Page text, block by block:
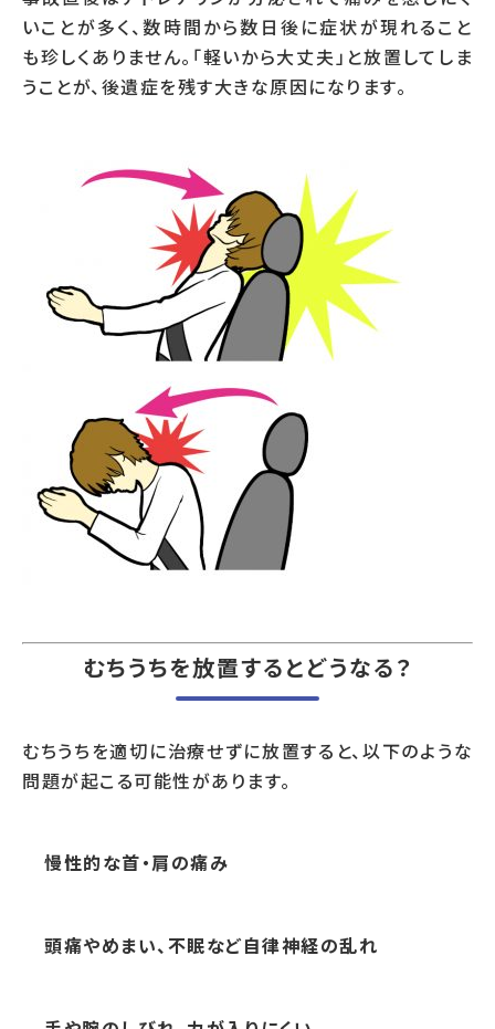
いことが多く、数時間から数日後に症状が現れること
も珍しくありません。「軽いから大丈夫」と放置してしま
うことが、後遺症を残す大きな原因になります。
むちうちを放置するとどうなる？
むちうちを適切に治療せずに放置すると、以下のような
問題が起こる可能性があります。
慢性的な首・肩の痛み
頭痛やめまい、不眠など自律神経の乱れ